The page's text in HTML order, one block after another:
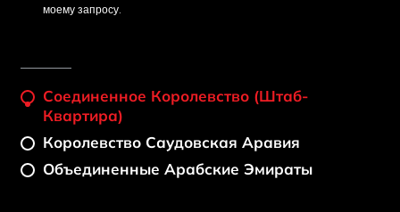
моему запросу.
Соединенное Королевство (штаб-
Квартира)
Королевство Саудовская Аравия
Объединенные Арабские Эмираты